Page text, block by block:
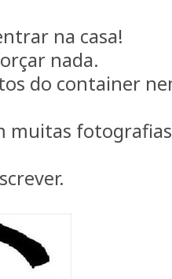
na casa!
nada.
do container
muitas